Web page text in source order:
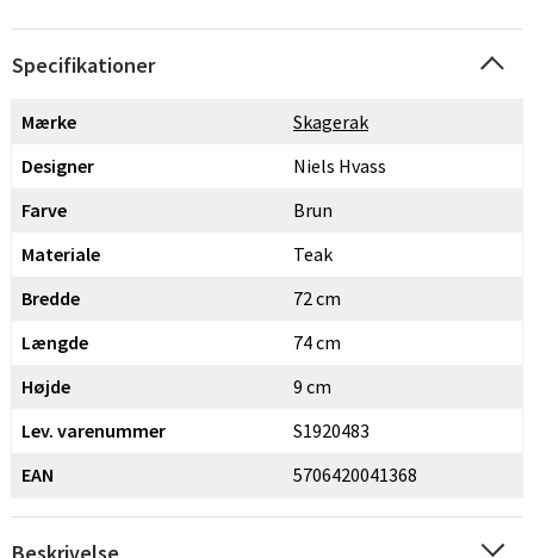
Specifikationer
Mærke
Skagerak
Designer
Niels Hvass
Farve
Brun
Materiale
Teak
Bredde
72 cm
Længde
74 cm
Højde
9 cm
Lev. varenummer
S1920483
EAN
5706420041368